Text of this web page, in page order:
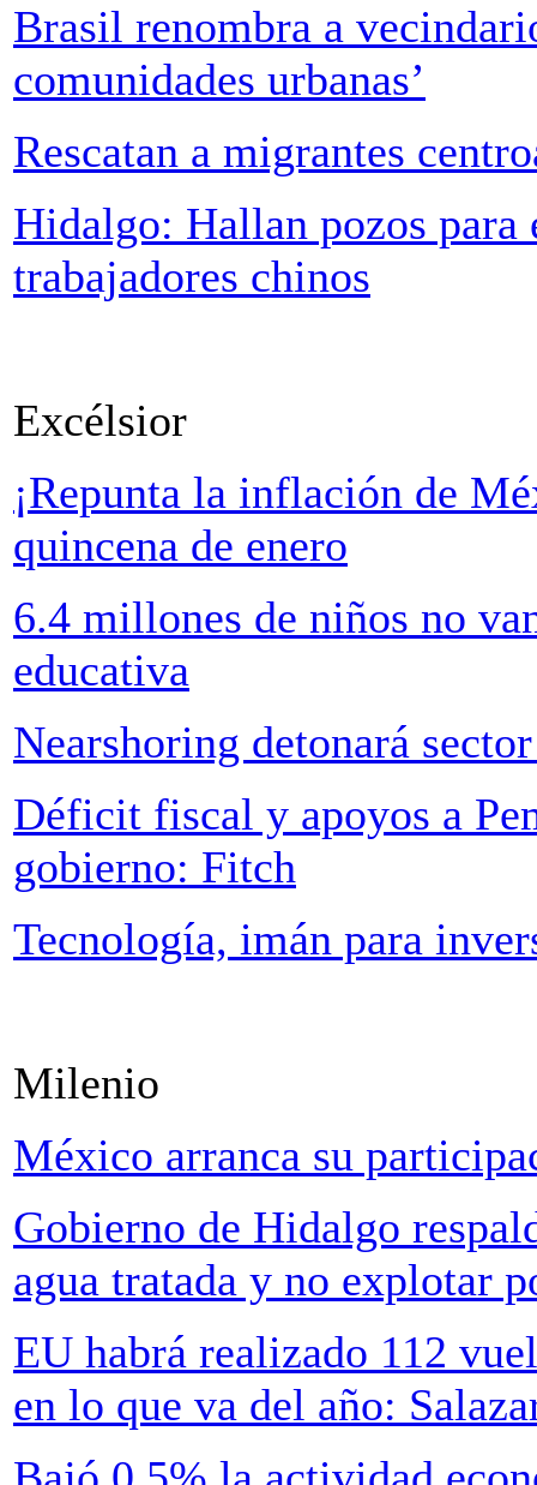
Brasil renombra a
comunidades urbanas’
Rescatan a migrantes
Hidalgo: Hallan pozos para
trabajadores chinos
Excélsior
¡Repunta la inflación de
quincena de enero
6.4 millones de niños no
educativa
Nearshoring detonará
Déficit fiscal y apoyos a
gobierno: Fitch
Tecnología, imán para
Milenio
México arranca su
Gobierno de Hidalgo
agua tratada y no explotar
EU habrá realizado 112
en lo que va del año: